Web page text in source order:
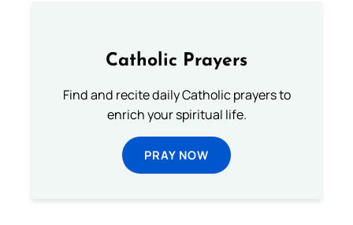
Catholic Prayers
Find and recite daily Catholic prayers to
enrich your spiritual life.
PRAY NOW